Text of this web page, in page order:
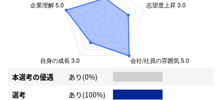
本選考の優遇
あり(0%)
選考
あり(100%)